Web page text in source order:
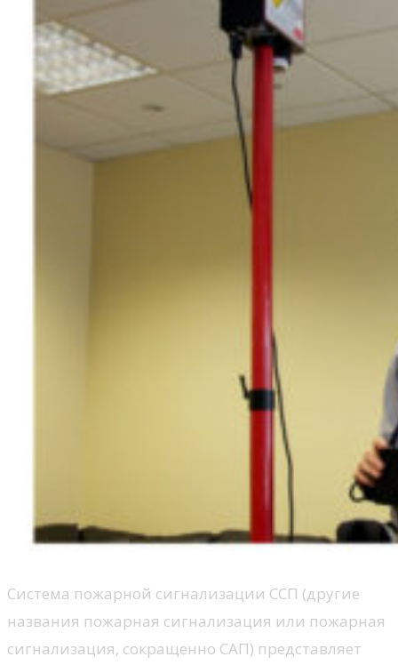
Система пожарной сигнализации ССП (другие
названия пожарная сигнализация или пожарная
сигнализация, сокращенно САП) представляет